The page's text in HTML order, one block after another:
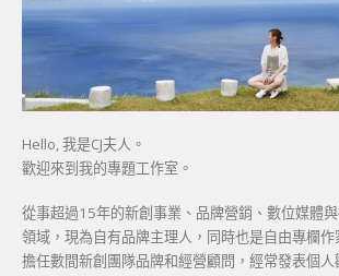
Hello, 我是CJ夫人。
歡迎來到我的專題工作室。
從事超過15年的新創事業、品牌營銷、數位媒體
領域，現為自有品牌主理人，同時也是自由專欄
擔任數間新創團隊品牌和經營顧問，經常發表個人